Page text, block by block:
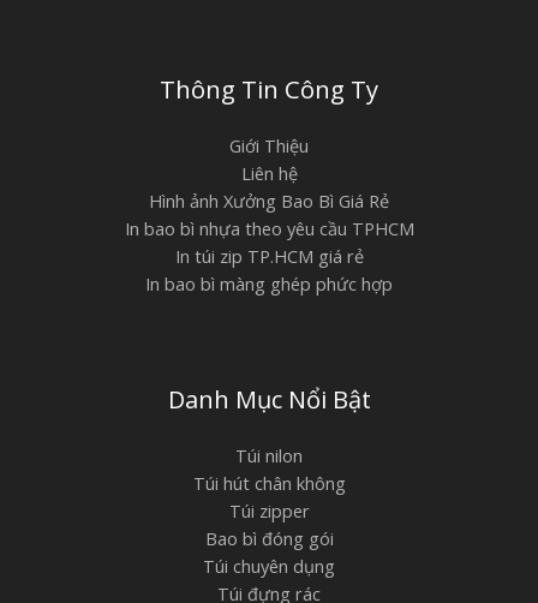
Thông Tin Công Ty
Giới Thiệu
Liên hệ
Hình ảnh Xưởng Bao Bì Giá Rẻ
In bao bì nhựa theo yêu cầu TPHCM
In túi zip TP.HCM giá rẻ
In bao bì màng ghép phức hợp
Danh Mục Nổi Bật
Túi nilon
Túi hút chân không
Túi zipper
Bao bì đóng gói
Túi chuyên dụng
Túi đựng rác